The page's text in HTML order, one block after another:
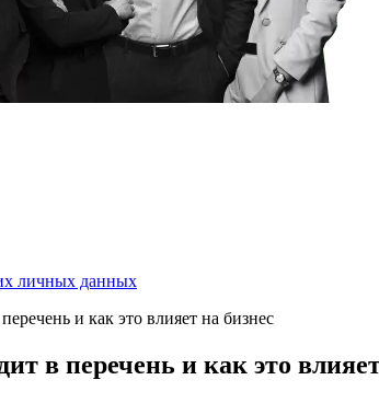
личных данных
и как это влияет на бизнес
в перечень и как это